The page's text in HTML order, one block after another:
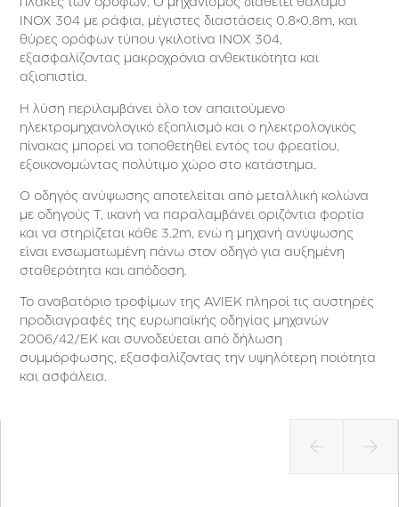
πλάκες των ορόφων. Ο μηχανισμός διαθέτει θάλαμο
INOX 304 με ράφια, μέγιστες διαστάσεις 0.8×0.8m, και
θύρες ορόφων τύπου γκιλοτίνα INOX 304,
εξασφαλίζοντας μακροχρόνια ανθεκτικότητα και
αξιοπιστία.
Η λύση περιλαμβάνει όλο τον απαιτούμενο
ηλεκτρομηχανολογικό εξοπλισμό και ο ηλεκτρολογικός
πίνακας μπορεί να τοποθετηθεί εντός του φρεατίου,
εξοικονομώντας πολύτιμο χώρο στο κατάστημα.
Ο οδηγός ανύψωσης αποτελείται από μεταλλική κολώνα
με οδηγούς Τ, ικανή να παραλαμβάνει οριζόντια φορτία
και να στηρίζεται κάθε 3.2m, ενώ η μηχανή ανύψωσης
είναι ενσωματωμένη πάνω στον οδηγό για αυξημένη
σταθερότητα και απόδοση.
Το αναβατόριο τροφίμων της AVIEK πληροί τις αυστηρές
προδιαγραφές της ευρωπαϊκής οδηγίας μηχανών
2006/42/ΕΚ και συνοδεύεται από δήλωση
συμμόρφωσης, εξασφαλίζοντας την υψηλότερη ποιότητα
και ασφάλεια.